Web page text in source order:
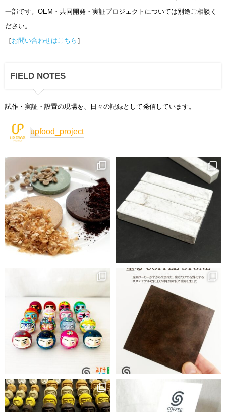
一部です。OEM・共同開発・実証プロジェクトについては別途ご相談く
ださい。
［ お問い合わせはこちら ］
FIELD NOTES
試作・実証・設置の現場を、日々の記録として発信しています。
upfood_project